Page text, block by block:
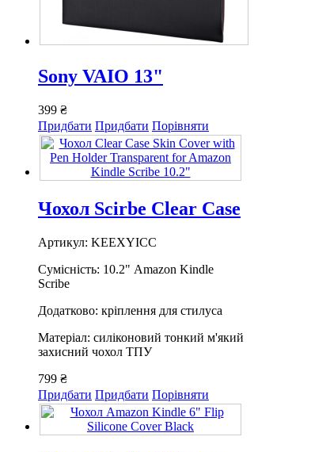
Sony VAIO 13"
399 ₴
Придбати Придбати Порівняти
Чохол Scirbe Clear Case
Артикул: KEEXYICC
Сумісність: 10.2" Amazon Kindle
Scribe
Додатково: кріплення для стилуса
Матеріал: силіконовий тонкий м'який
захисний чохол ТПУ
799 ₴
Придбати Придбати Порівняти